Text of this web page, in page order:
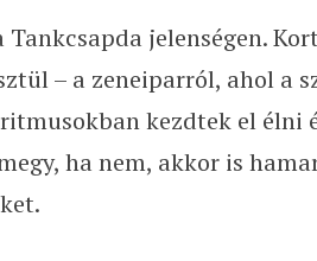
jelenségen.
– a zeneiparról, ahol a
kezdtek el élni
ha nem, akkor is